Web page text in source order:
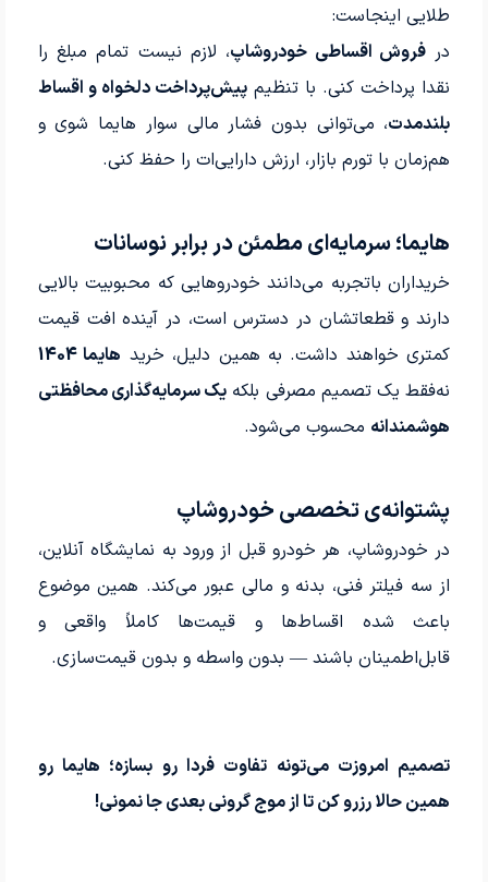
طلایی اینجاست:
درفروش اقساطی خودروشاپ، لازم نیست تمام مبلغ را
نقدا پرداخت کنی. با تنظیمپیش‌پرداخت دلخواه و اقساط
بلندمدت، می‌توانی بدون فشار مالی سوار هایما شوی و
هم‌زمان با تورم بازار، ارزش دارایی‌ات را حفظ کنی.
هایما؛ سرمایه‌ای مطمئن در برابر نوسانات
خریداران باتجربه می‌دانند خودروهایی که محبوبیت بالایی
دارند و قطعاتشان در دسترس است، در آینده افت قیمت
کمتری خواهند داشت. به همین دلیل، خرید هایما 1404
نه‌فقط یک تصمیم مصرفی بلکه یک سرمایه‌گذاری محافظتی
هوشمندانه محسوب می‌شود.
پشتوانه‌ی تخصصی خودروشاپ
در خودروشاپ، هر خودرو قبل از ورود به نمایشگاه آنلاین،
از سه فیلتر فنی، بدنه و مالی عبور می‌کند. همین موضوع
باعث شده اقساط‌ها و قیمت‌ها کاملاً واقعی و
قابل‌اطمینان باشند — بدون واسطه و بدون قیمت‌سازی.
تصمیم امروزت می‌تونه تفاوت فردا رو بسازه؛ هایما رو
همین حالا رزرو کن تا از موج گرونی بعدی جا نمونی!